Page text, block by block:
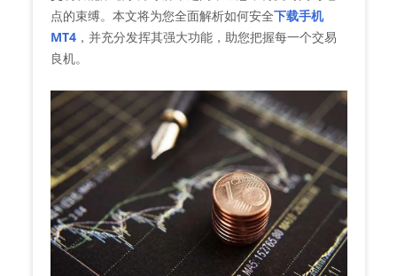
点的束缚。本文将为您全面解析如何安全下载手机
MT4，并充分发挥其强大功能，助您把握每一个交易
良机。